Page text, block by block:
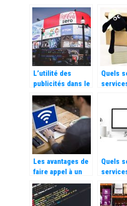
tarifs pratiqués
par les
entreprises
spécialisées
L’utilité des
publicités dans le
commerce
Quels
Les avantages de
faire appel à un
cabinet
d’expertise
sociale
Quels
ligne